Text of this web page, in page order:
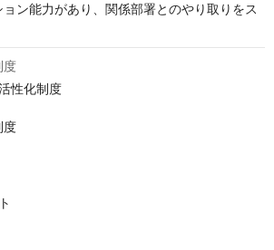
ョン能力があり、関係部署とのやり取りをス
度
性化制度
度